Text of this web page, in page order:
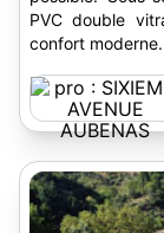
PVC double
confort moderne.